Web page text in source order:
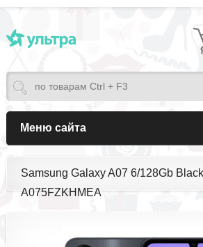
Меню сайта
Samsung Galaxy A07 6/128Gb
A075FZKHMEA